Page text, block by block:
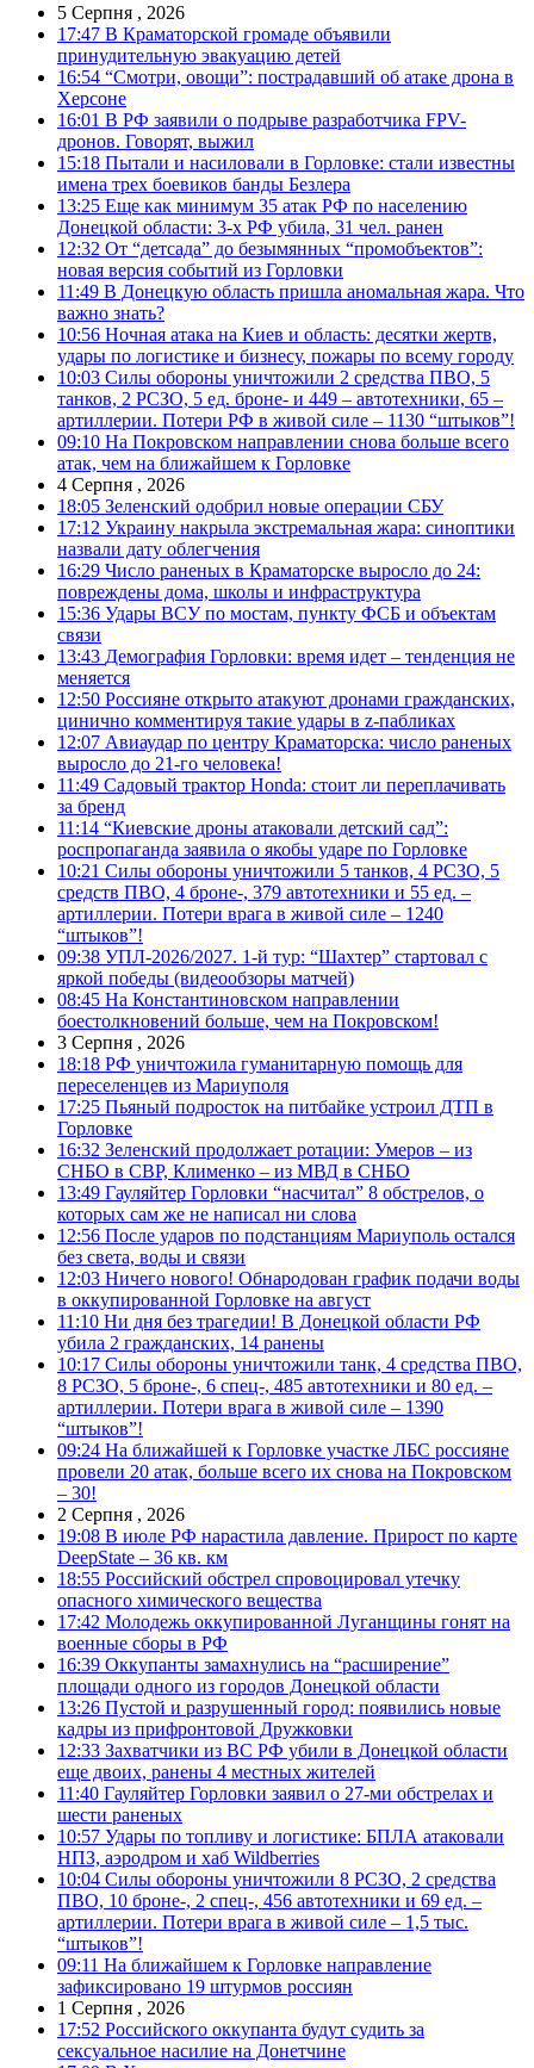
5 Серпня , 2026
17:47 В Краматорской громаде объявили
принудительную эвакуацию детей
16:54 “Смотри, овощи”: пострадавший об атаке дрона в
Херсоне
16:01 В РФ заявили о подрыве разработчика FPV-
дронов. Говорят, выжил
15:18 Пытали и насиловали в Горловке: стали известны
имена трех боевиков банды Безлера
13:25 Еще как минимум 35 атак РФ по населению
Донецкой области: 3-х РФ убила, 31 чел. ранен
12:32 От “детсада” до безымянных “промобъектов”:
новая версия событий из Горловки
11:49 В Донецкую область пришла аномальная жара. Что
важно знать?
10:56 Ночная атака на Киев и область: десятки жертв,
удары по логистике и бизнесу, пожары по всему городу
10:03 Силы обороны уничтожили 2 средства ПВО, 5
танков, 2 РСЗО, 5 ед. броне- и 449 – автотехники, 65 –
артиллерии. Потери РФ в живой силе – 1130 “штыков”!
09:10 На Покровском направлении снова больше всего
атак, чем на ближайшем к Горловке
4 Серпня , 2026
18:05 Зеленский одобрил новые операции СБУ
17:12 Украину накрыла экстремальная жара: синоптики
назвали дату облегчения
16:29 Число раненых в Краматорске выросло до 24:
повреждены дома, школы и инфраструктура
15:36 Удары ВСУ по мостам, пункту ФСБ и объектам
связи
13:43 Демография Горловки: время идет – тенденция не
меняется
12:50 Россияне открыто атакуют дронами гражданских,
цинично комментируя такие удары в z-пабликах
12:07 Авиаудар по центру Краматорска: число раненых
выросло до 21-го человека!
11:49 Садовый трактор Honda: стоит ли переплачивать
за бренд
11:14 “Киевские дроны атаковали детский сад”:
роспропаганда заявила о якобы ударе по Горловке
10:21 Силы обороны уничтожили 5 танков, 4 РСЗО, 5
средств ПВО, 4 броне-, 379 автотехники и 55 ед. –
артиллерии. Потери врага в живой силе – 1240
“штыков”!
09:38 УПЛ-2026/2027. 1-й тур: “Шахтер” стартовал с
яркой победы (видеообзоры матчей)
08:45 На Константиновском направлении
боестолкновений больше, чем на Покровском!
3 Серпня , 2026
18:18 РФ уничтожила гуманитарную помощь для
переселенцев из Мариуполя
17:25 Пьяный подросток на питбайке устроил ДТП в
Горловке
16:32 Зеленский продолжает ротации: Умеров – из
СНБО в СВР, Клименко – из МВД в СНБО
13:49 Гауляйтер Горловки “насчитал” 8 обстрелов, о
которых сам же не написал ни слова
12:56 После ударов по подстанциям Мариуполь остался
без света, воды и связи
12:03 Ничего нового! Обнародован график подачи воды
в оккупированной Горловке на август
11:10 Ни дня без трагедии! В Донецкой области РФ
убила 2 гражданских, 14 ранены
10:17 Силы обороны уничтожили танк, 4 средства ПВО,
8 РСЗО, 5 броне-, 6 спец-, 485 автотехники и 80 ед. –
артиллерии. Потери врага в живой силе – 1390
“штыков”!
09:24 На ближайшей к Горловке участке ЛБС россияне
провели 20 атак, больше всего их снова на Покровском
– 30!
2 Серпня , 2026
19:08 В июле РФ нарастила давление. Прирост по карте
DeepState – 36 кв. км
18:55 Российский обстрел спровоцировал утечку
опасного химического вещества
17:42 Молодежь оккупированной Луганщины гонят на
военные сборы в РФ
16:39 Оккупанты замахнулись на “расширение”
площади одного из городов Донецкой области
13:26 Пустой и разрушенный город: появились новые
кадры из прифронтовой Дружковки
12:33 Захватчики из ВС РФ убили в Донецкой области
еще двоих, ранены 4 местных жителей
11:40 Гауляйтер Горловки заявил о 27-ми обстрелах и
шести раненых
10:57 Удары по топливу и логистике: БПЛА атаковали
НПЗ, аэродром и хаб Wildberries
10:04 Силы обороны уничтожили 8 РСЗО, 2 средства
ПВО, 10 броне-, 2 спец-, 456 автотехники и 69 ед. –
артиллерии. Потери врага в живой силе – 1,5 тыс.
“штыков”!
09:11 На ближайшем к Горловке направление
зафиксировано 19 штурмов россиян
1 Серпня , 2026
17:52 Российского оккупанта будут судить за
сексуальное насилие на Донетчине